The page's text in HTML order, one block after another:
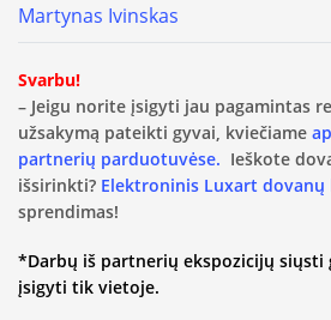
Martynas Ivinskas
Svarbu!
– Jeigu norite įsigyti jau pagamintas
užsakymą pateikti gyvai, kviečiame
partnerių parduotuvėse. Ieškote
išsirinkti? Elektroninis Luxart dovanų
sprendimas!
*Darbų iš partnerių ekspozicijų siųsti
įsigyti tik vietoje.